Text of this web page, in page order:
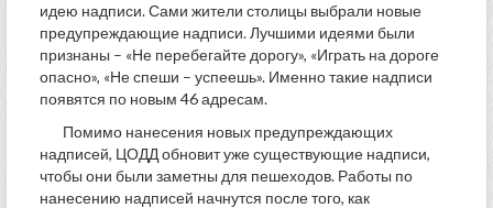
идею надписи. Сами жители столицы выбрали новые
предупреждающие надписи. Лучшими идеями были
признаны – «Не перебегайте дорогу», «Играть на дороге
опасно», «Не спеши – успеешь». Именно такие надписи
появятся по новым 46 адресам.
Помимо нанесения новых предупреждающих
надписей, ЦОДД обновит уже существующие надписи,
чтобы они были заметны для пешеходов. Работы по
нанесению надписей начнутся после того, как